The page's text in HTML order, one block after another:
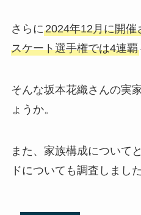
さらに2024年12月に開催
スケート選手権では4連覇
そんな坂本花織さんの実
ょうか。
また、家族構成について
ドについても調査しました